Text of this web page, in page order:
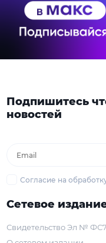
Подпишитесь
новостей
Согласие на
Сетевое
Свидетельство Эл №